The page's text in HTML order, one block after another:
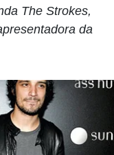
The Strokes,
da